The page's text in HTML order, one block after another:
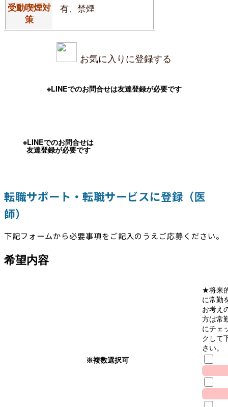
受動喫煙対
策
有、禁煙
お気に入りに登録する
※LINEでのお問合せは友達登録が必要です
※LINEでのお問合せは
友達登録が必要です
転職サポート・転職サービスに登録（医
師）
下記フォームから必要事項をご記入のうえご応募ください。
希望内容
※複数選択可
★将来
に常勤
お考え
方は常
にチェ
クして
さい。